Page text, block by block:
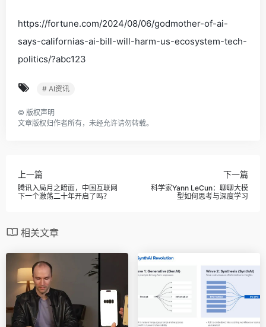
https://fortune.com/2024/08/06/godmother-of-ai-
says-californias-ai-bill-will-harm-us-ecosystem-tech-
politics/?abc123
# AI资讯
© 版权声明
文章版权归作者所有，未经允许请勿转载。
上一篇
腾讯入局月之暗面，中国互联网
下一个激荡二十年开启了吗？
下一篇
科学家Yann LeCun：聊聊大模
型如何思考与深度学习
相关文章